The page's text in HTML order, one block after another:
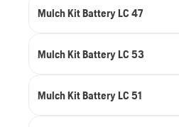
Mulch Kit Battery LC 47
Mulch Kit Battery LC 53
Mulch Kit Battery LC 51